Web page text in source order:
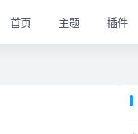
首页 主题 插件